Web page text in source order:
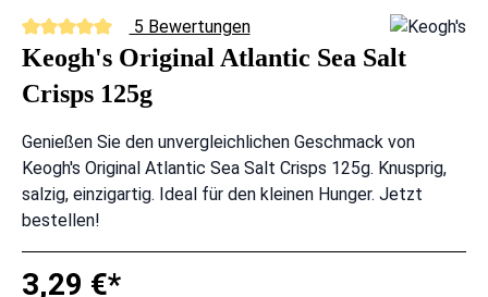
Durchschnittliche Bewertung von 5 von 5 Sternen
5 Bewertungen
Keogh's Original Atlantic Sea Salt
Crisps 125g
Genießen Sie den unvergleichlichen Geschmack von
Keogh's Original Atlantic Sea Salt Crisps 125g. Knusprig,
salzig, einzigartig. Ideal für den kleinen Hunger. Jetzt
bestellen!
3,29 €*